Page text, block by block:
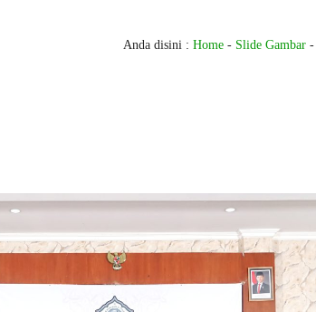
Anda disini : Home- Slide Gambar-